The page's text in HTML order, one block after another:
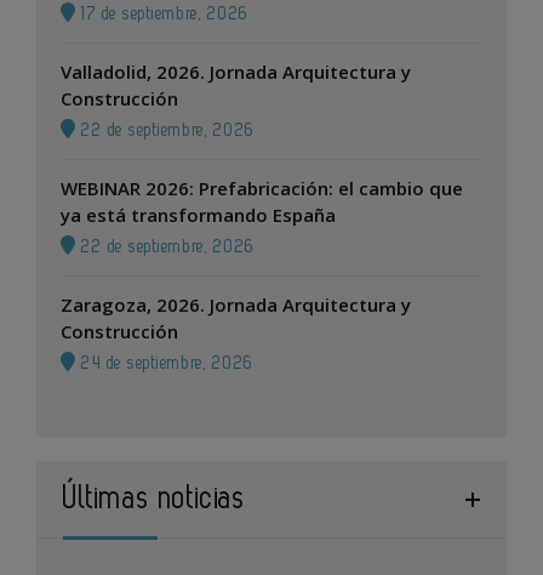
17 de septiembre, 2026
Valladolid, 2026. Jornada Arquitectura y
Construcción
22 de septiembre, 2026
WEBINAR 2026: Prefabricación: el cambio que
ya está transformando España
22 de septiembre, 2026
Zaragoza, 2026. Jornada Arquitectura y
Construcción
24 de septiembre, 2026
Últimas noticias